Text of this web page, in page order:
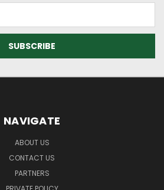
NAVIGATE
ABOUT US
CONTACT US
PARTNERS